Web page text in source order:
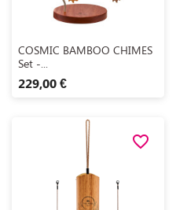
Aperçu rapide
COSMIC BAMBOO CHIMES
Set -...
229,00 €
favorite_border